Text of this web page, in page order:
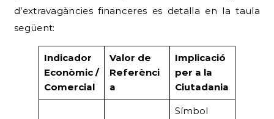
d’extravagàncies financeres es detalla en la taula
següent:
Indicador
Econòmic /
Comercial
Valor de
Referènci
a
Implicació
per a la
Ciutadania
Símbol